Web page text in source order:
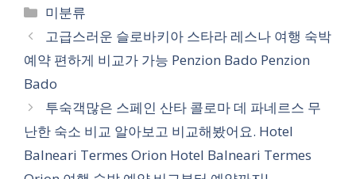
카
테
리
미분류
고급스러운 슬로바키아 스타라 레스나 여행 숙박
예약 편하게 비교가 가능 Penzion Bado Penzion
Bado
투숙객많은 스페인 산타 콜로마 데 파네르스 무
난한 숙소 비교 알아보고 비교해봤어요. Hotel
Balneari Termes Orion Hotel Balneari Termes